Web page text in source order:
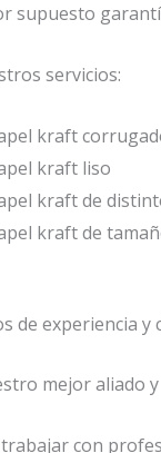
supuesto
servicios:
kraft
kraft liso
kraft de
kraft de
de experiencia y
mejor aliado y
con